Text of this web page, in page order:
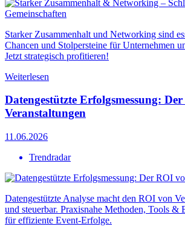
Starker Zusammenhalt und Networking sind
Chancen und Stolpersteine für Unternehmen
Jetzt strategisch profitieren!
Weiterlesen
Datengestützte Erfolgsmessung:
Veranstaltungen
11.06.2026
Trendradar
Datengestützte Analyse macht den ROI von
und steuerbar. Praxisnahe Methoden, Tools &
für effiziente Event-Erfolge.